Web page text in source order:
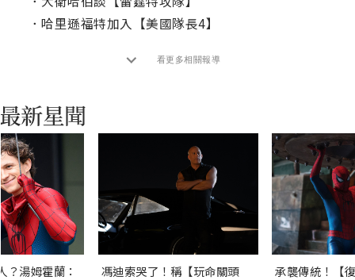
． 哈里遜福特加入【美國隊長4】
看更多相關報導
？湯姆霍蘭：
馮迪索哭了！稱【玩命關頭
承襲傳統！【